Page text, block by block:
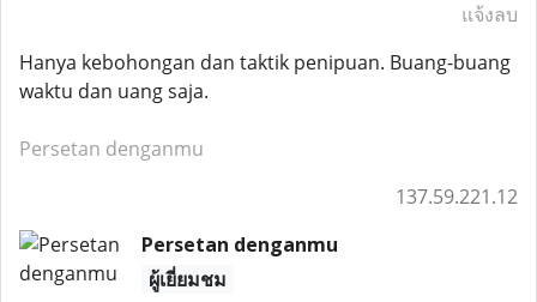
แจ้งลบ
Hanya kebohongan dan taktik penipuan. Buang-buang
waktu dan uang saja.
Persetan denganmu
137.59.221.12
Persetan denganmu
ผู้เยี่ยมชม